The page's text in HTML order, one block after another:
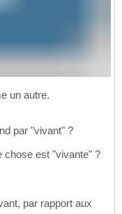
un autre.
par "vivant" ?
chose est "vivante" ?
par rapport aux